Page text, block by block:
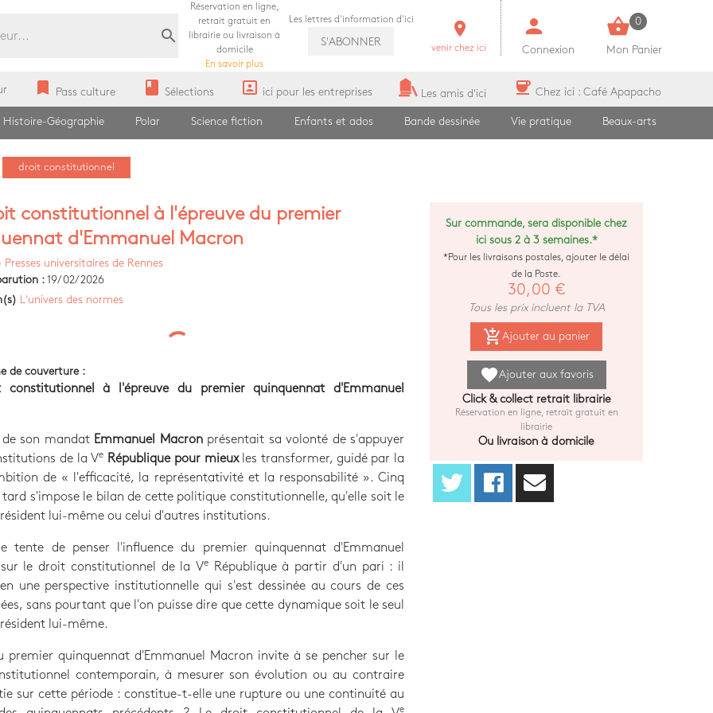
search
Réservation en ligne,
retrait gratuit en
librairie ou livraison à
domicile
En savoir plus
Les lettres d'information d'ici
S'ABONNER
room
venir chez ici
person
Connexion
shopping_basket 0
Mon Panier
bookmark Pass culture book Sélections portrait ici pour les entreprises Les amis d'ici coffee Chez ici : Café Apapacho
Histoire-Géographie Polar Science fiction Enfants et ados Bande dessinée Vie pratique Beaux-arts
droit constitutionnel
constitutionnel à l'épreuve du premier
d'Emmanuel Macron
Presses universitaires de Rennes
: 19/02/2026
L'univers des normes
de couverture :
constitutionnel à l'épreuve du premier quinquennat d'Emmanuel
de son mandat Emmanuel Macron présentait sa volonté de s'appuyer
de la Ve République pour mieux les transformer, guidé par la
de « l'efficacité, la représentativité et la responsabilité ». Cinq
tard s'impose le bilan de cette politique constitutionnelle, qu'elle soit le
lui-même ou celui d'autres institutions.
tente de penser l'influence du premier quinquennat d'Emmanuel
sur le droit constitutionnel de la Ve
République à partir d'un pari : il
une perspective institutionnelle qui s'est dessinée au cours de ces
sans pourtant que l'on puisse dire que cette dynamique soit le seul
lui-même.
premier quinquennat d'Emmanuel Macron invite à se pencher sur le
contemporain, à mesurer son évolution ou au contraire
sur cette période : constitue-t-elle une rupture ou une continuité au
e
Sur commande, sera disponible chez
ici sous 2 à 3 semaines.*
*Pour les livraisons postales, ajouter le délai
de la Poste.
30,00 €
Tous les prix incluent la TVA
add_shopping_cart Ajouter au panier
favoriteAjouter aux favoris
Click & collect retrait librairie
Réservation en ligne, retrait gratuit en
librairie
Ou livraison à domicile